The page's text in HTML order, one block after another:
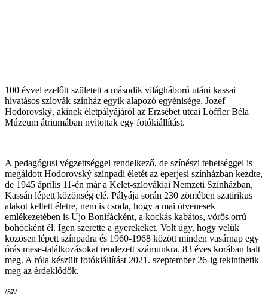
100 évvel ezelőtt született a második világháború utáni kassai
hivatásos szlovák színház egyik alapozó egyénisége, Jozef
Hodorovský, akinek életpályájáról az Erzsébet utcai Löffler Béla
Múzeum átriumában nyitottak egy fotókiállítást.
A pedagógusi végzettséggel rendelkező, de színészi tehetséggel is
megáldott Hodorovský színpadi életét az eperjesi színházban kezdte,
de 1945 április 11-én már a Kelet-szlovákiai Nemzeti Színházban,
Kassán lépett közönség elé. Pályája során 230 zömében szatirikus
alakot keltett életre, nem is csoda, hogy a mai ötvenesek
emlékezetében is Ujo Bonifácként, a kockás kabátos, vörös orrú
bohócként él. Igen szerette a gyerekeket. Volt úgy, hogy velük
közösen lépett színpadra és 1960-1968 között minden vasárnap egy
órás mese-találkozásokat rendezett számunkra. 83 éves korában halt
meg. A róla készült fotókiállítást 2021. szeptember 26-ig tekinthetik
meg az érdeklődők.
/sz/